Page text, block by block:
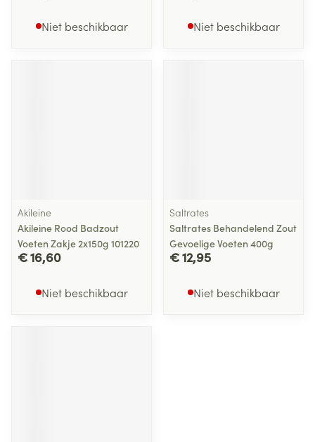
Niet beschikbaar Niet beschikbaar
Akileine
Akileine Rood Badzout
Voeten Zakje 2x150g 101220
€ 16,60
Niet beschikbaar
Saltrates
Saltrates Behandelend Zout
Gevoelige Voeten 400g
€ 12,95
Niet beschikbaar